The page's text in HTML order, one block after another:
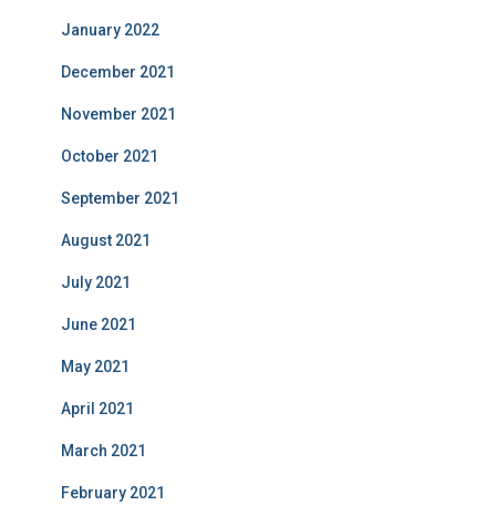
January 2022
December 2021
November 2021
October 2021
September 2021
August 2021
July 2021
June 2021
May 2021
April 2021
March 2021
February 2021